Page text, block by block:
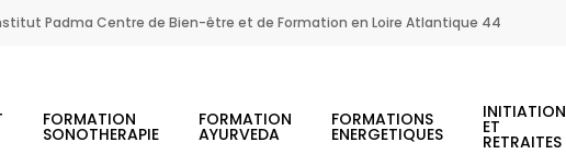
Padma Centre de Bien-être et de Formation en Loire Atlantique 44
FORMATION
SONOTHERAPIE
FORMATION
AYURVEDA
FORMATIONS
ENERGETIQUES
INITIATION
ET
RETRAITES